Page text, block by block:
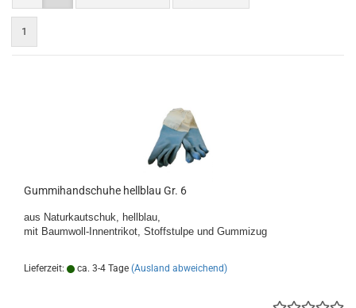
1
Gummihandschuhe hellblau Gr. 6
aus Naturkautschuk, hellblau,
mit Baumwoll-Innentrikot, Stoffstulpe und Gummizug
Lieferzeit: ca. 3-4 Tage (Ausland abweichend)